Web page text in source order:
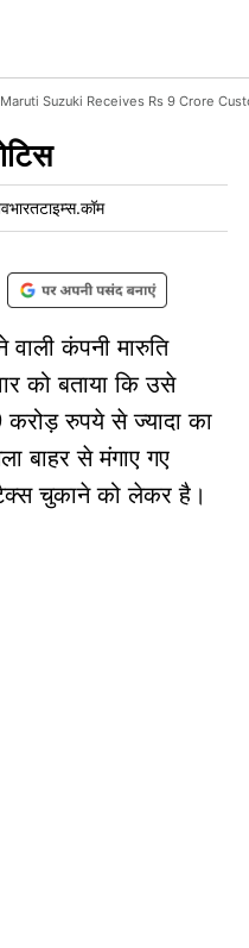
Maruti Suzuki Receives Rs 9 Crore
वाली कंपनी मारुति
को बताया कि उसे
करोड़ रुपये से ज्यादा का
बाहर से मंगाए गए
चुकाने को लेकर है।